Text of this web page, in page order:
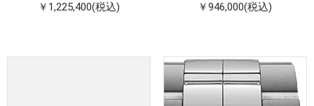
￥1,225,400(税込)
￥946,000(税込)